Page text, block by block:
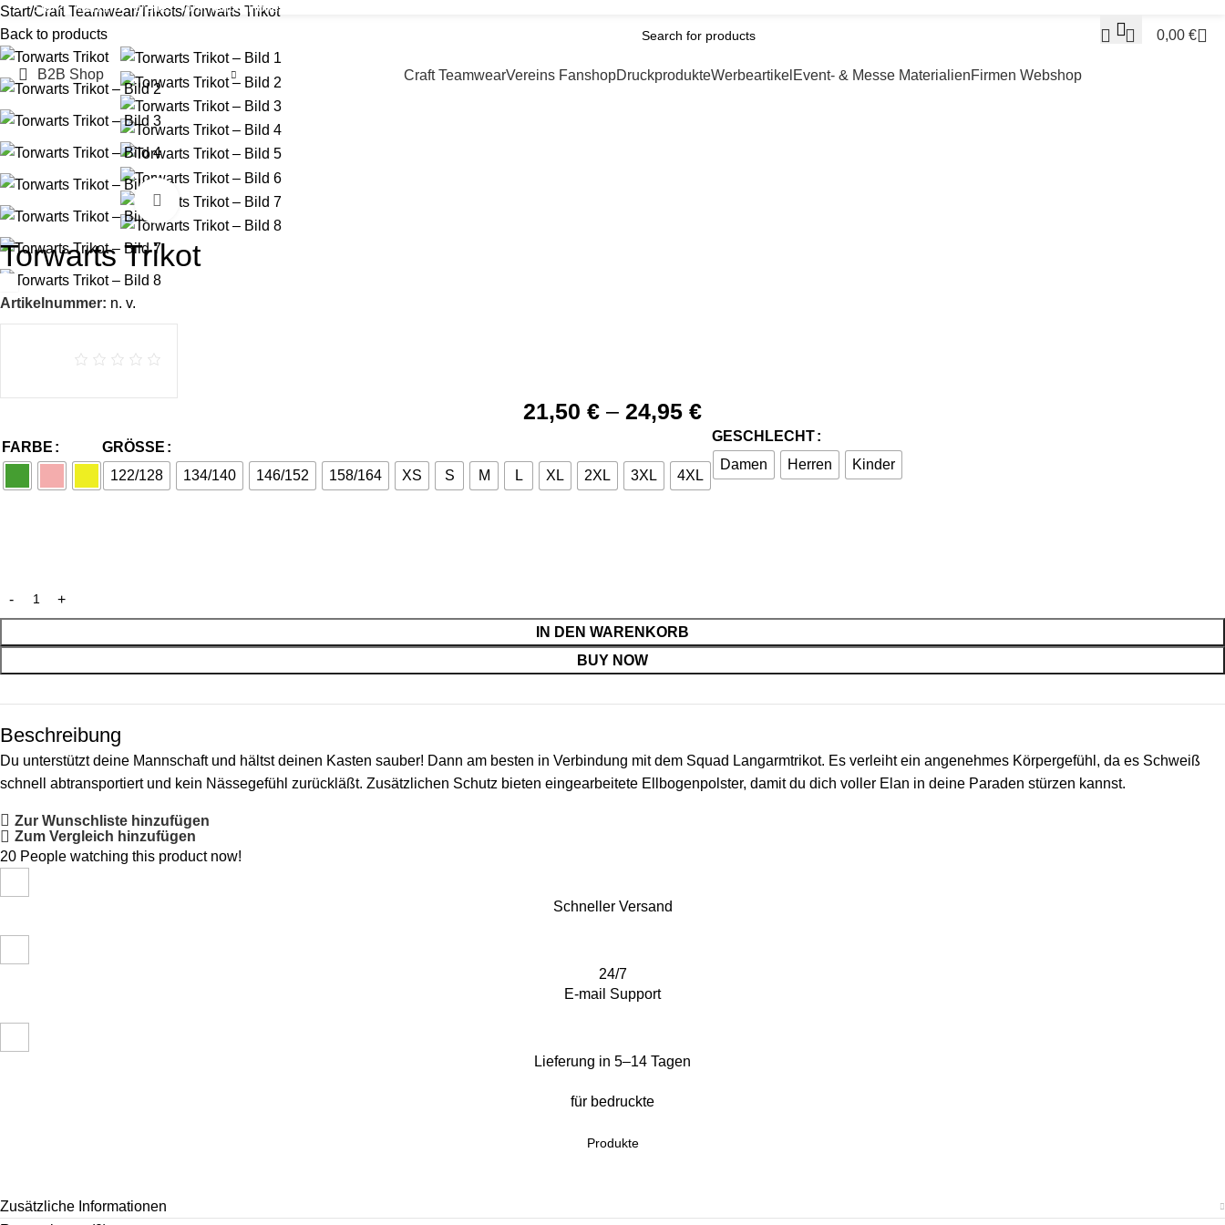
✔ Starke Marken✔ Breites Sortiment✔ Hohe Verfügbarkeit
0,00 €
B2B Shop Craft TeamwearVereins FanshopDruckprodukteWerbeartikel Event- & Messe MaterialienFirmen Webshop
Start Craft Teamwear Trikots Torwarts Trikot
Back to products
Click to enlarge
Torwarts Trikot
Artikelnummer: n. v.
21,50 € – 24,95 €
FARBE
GRÖSSE
122/128
134/140 146/152 158/164 XS S M L XL 2XL 3XL 4XL
GESCHLECHT
Damen
Herren Kinder
IN DEN WARENKORB
BUY NOW
Beschreibung
Du unterstützt deine Mannschaft und hältst deinen Kasten sauber! Dann am besten in Verbindung mit dem Squad Langarmtrikot. Es verleiht ein angenehmes Körpergefühl, da es Schweiß
schnell abtransportiert und kein Nässegefühl zurückläßt. Zusätzlichen Schutz bieten eingearbeitete Ellbogenpolster, damit du dich voller Elan in deine Paraden stürzen kannst.
Zur Wunschliste hinzufügen
Zum Vergleich hinzufügen
20 People watching this product now!
Schneller Versand
24/7
E-mail Support
Lieferung in 5–14 Tagen
für bedruckte
Produkte
Zusätzliche Informationen